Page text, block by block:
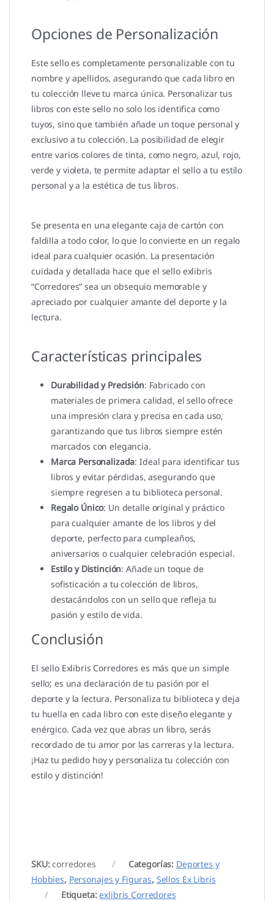
Opciones de Personalización
Este sello es completamente personalizable con tu
nombre y apellidos, asegurando que cada libro en
tu colección lleve tu marca única. Personalizar tus
libros con este sello no solo los identifica como
tuyos, sino que también añade un toque personal y
exclusivo a tu colección. La posibilidad de elegir
entre varios colores de tinta, como negro, azul, rojo,
verde y violeta, te permite adaptar el sello a tu estilo
personal y a la estética de tus libros.
Se presenta en una elegante caja de cartón con
faldilla a todo color, lo que lo convierte en un regalo
ideal para cualquier ocasión. La presentación
cuidada y detallada hace que el sello exlibris
“Corredores” sea un obsequio memorable y
apreciado por cualquier amante del deporte y la
lectura.
Características principales
Durabilidad y Precisión: Fabricado con
materiales de primera calidad, el sello ofrece
una impresión clara y precisa en cada uso,
garantizando que tus libros siempre estén
marcados con elegancia.
Marca Personalizada: Ideal para identificar tus
libros y evitar pérdidas, asegurando que
siempre regresen a tu biblioteca personal.
Regalo Único: Un detalle original y práctico
para cualquier amante de los libros y del
deporte, perfecto para cumpleaños,
aniversarios o cualquier celebración especial.
Estilo y Distinción: Añade un toque de
sofisticación a tu colección de libros,
destacándolos con un sello que refleja tu
pasión y estilo de vida.
Conclusión
El sello Exlibris Corredores es más que un simple
sello; es una declaración de tu pasión por el
deporte y la lectura. Personaliza tu biblioteca y deja
tu huella en cada libro con este diseño elegante y
enérgico. Cada vez que abras un libro, serás
recordado de tu amor por las carreras y la lectura.
¡Haz tu pedido hoy y personaliza tu colección con
estilo y distinción!
SKU:corredores Categorías: Deportes y
Hobbies, Personajes y Figuras, Sellos Ex Libris
Etiqueta:exlibris Corredores